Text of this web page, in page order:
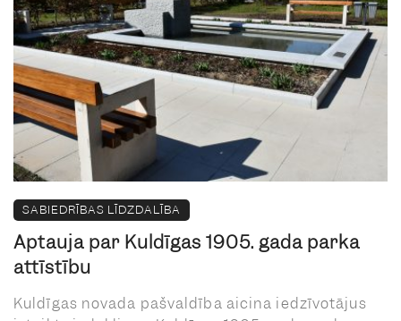
SABIEDRĪBAS LĪDZDALĪBA
Aptauja par Kuldīgas 1905. gada parka
attīstību
Kuldīgas novada pašvaldība aicina iedzīvotājus